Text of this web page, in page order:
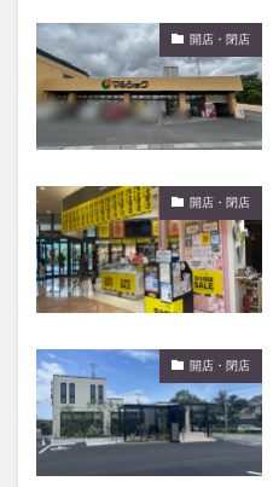
開店・閉店
開店・閉店
開店・閉店